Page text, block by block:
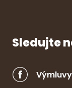
Sledujte